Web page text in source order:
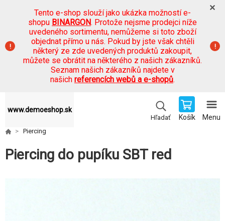
Tento e-shop slouží jako ukázka možností e-
shopu BINARGON. Protože nejsme prodejci níže
uvedeného sortimentu, nemůžeme si toto zboží
objednat přímo u nás. Pokud by jste však chtěli
některý ze zde uvedených produktů zakoupit,
můžete se obrátit na některého z našich zákazníků.
Seznam našich zákazníků najdete v
našich referencích webů a e-shopů.
www.demoeshop.sk
Hľadať Košík Menu
Piercing
Piercing do pupíku SBT red